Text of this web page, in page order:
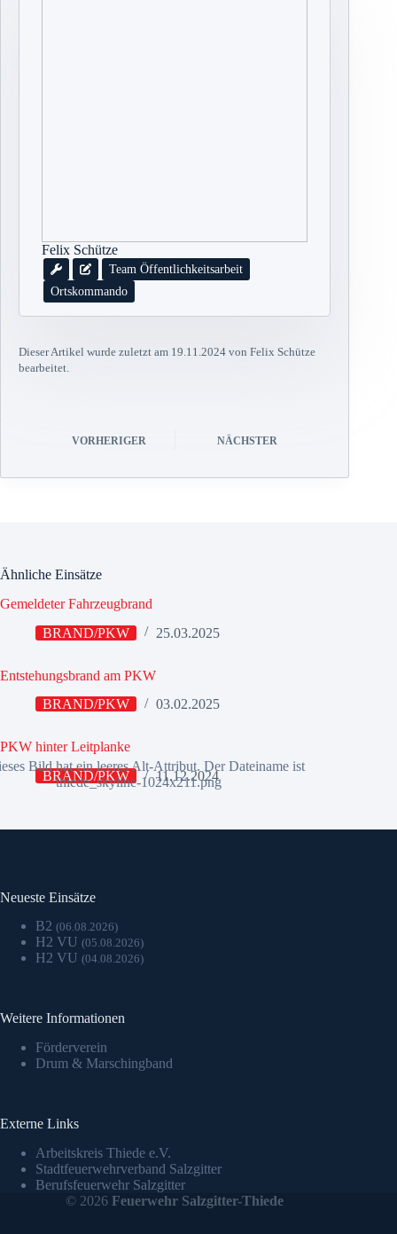
Felix Schütze
Team Öffentlichkeitsarbeit
Ortskommando
Dieser Artikel wurde zuletzt am 19.11.2024 von Felix Schütze
bearbeitet.
VORHERIGER NÄCHSTER
Ähnliche Einsätze
Gemeldeter Fahrzeugbrand
BRAND/PKW
25.03.2025
Entstehungsbrand am PKW
BRAND/PKW
03.02.2025
PKW hinter Leitplanke
BRAND/PKW
11.12.2024
Neueste Einsätze
B2 (06.08.2026)
H2 VU (05.08.2026)
H2 VU (04.08.2026)
Weitere Informationen
Förderverein
Drum & Marschingband
Externe Links
Arbeitskreis Thiede e.V.
Stadtfeuerwehrverband Salzgitter
Berufsfeuerwehr Salzgitter
© 2026Feuerwehr Salzgitter-Thiede